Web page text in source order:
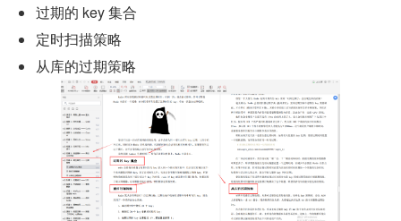
过期的 key 集合
定时扫描策略
从库的过期策略